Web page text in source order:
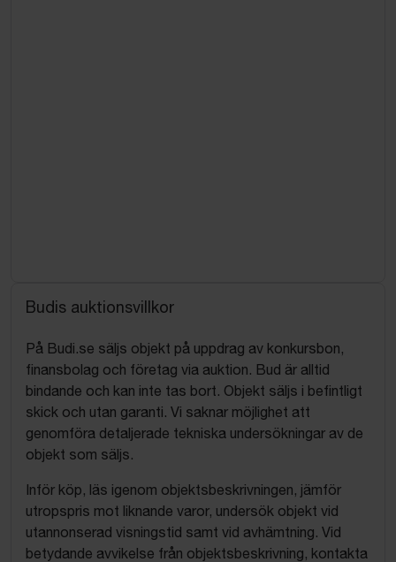
Budis auktionsvillkor
På Budi.se säljs objekt på uppdrag av konkursbon,
finansbolag och företag via auktion. Bud är alltid
bindande och kan inte tas bort. Objekt säljs i befintligt
skick och utan garanti. Vi saknar möjlighet att
genomföra detaljerade tekniska undersökningar av de
objekt som säljs.
Inför köp, läs igenom objektsbeskrivningen, jämför
utropspris mot liknande varor, undersök objekt vid
utannonserad visningstid samt vid avhämtning. Vid
betydande avvikelse från objektsbeskrivning, kontakta